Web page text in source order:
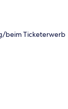
beim Ticketerwerb